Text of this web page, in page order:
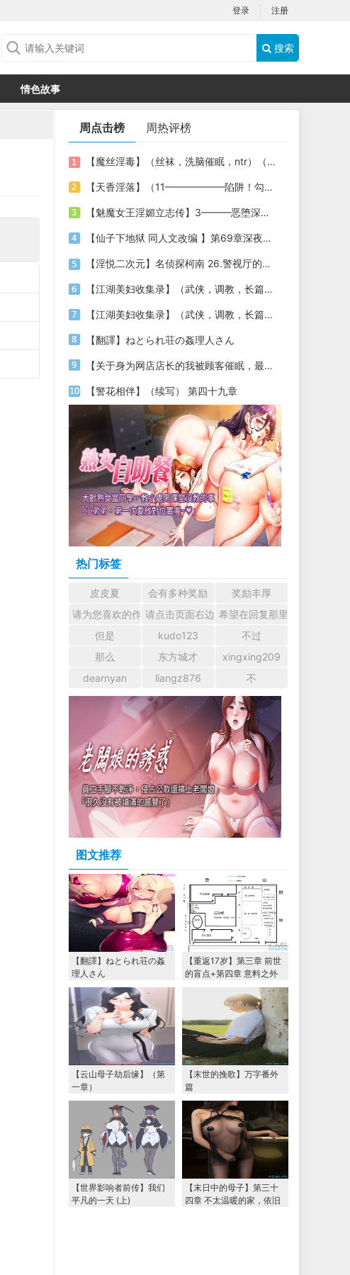
登录 注册
搜索
情色故事
周点击榜 周热评榜
【魔丝淫毒】（丝袜，洗脑催眠，ntr）（24）（我不想）
【天香淫落】（11——————陷阱！勾结的警局调教（下））
【魅魔女王淫媚立志传】3———恶堕深渊的开端
【仙子下地狱 同人文改编 】第69章深夜窥淫戏 交心与交性(二)(纯爱+各种情趣玩法)
【淫悦二次元】名侦探柯南 26.警视厅的隐藏淫娃
【江湖美妇收集录】（武侠，调教，长篇）（6）（师娘篇）
【江湖美妇收集录】（武侠，调教，长篇）（13）（下山历练篇）
【翻譯】ねとられ荘の姦理人さん
【关于身为网店店长的我被顾客催眠，最终堕落为丝袜发情母狗这件事】（18～20）
【警花相伴】（续写） 第四十九章
热门标签
皮皮夏 会有多种奖励
奖励丰厚
请为您喜欢的作者加油吧！ 认真回复交流
请点击页面右边的小手图标支持楼主。
希望在回复那里留下您的
但是
kudo123
不过
那么
东方城才
xingxing209
dearnyan
liangz876 不
图文推荐
【翻譯】ねとられ荘の姦
理人さん
【重返17岁】第三章 前世
的盲点+第四章 意料之外
的相认+番外篇（本文为女
主第一视角，两万字更
【云山母子劫后缘】（第
一章）
【末世的挽歌】万字番外
篇
【世界影响者前传】我们
平凡的一天 (上)
【末日中的母子】第三十
四章 不太温暖的家，依旧